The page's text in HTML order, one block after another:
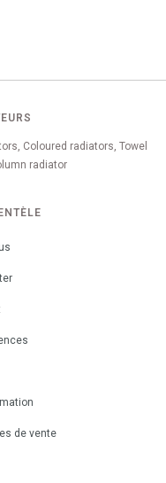
Coloured radiators, Towel
radiator
de vente